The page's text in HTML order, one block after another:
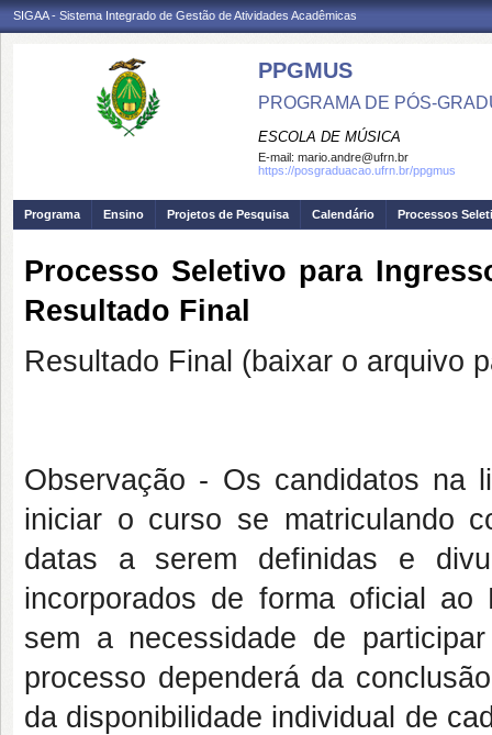
SIGAA - Sistema Integrado de Gestão de Atividades Acadêmicas
PPGMUS
PROGRAMA DE PÓS-
ESCOLA DE MÚSICA
E-mail: mario.andre@ufrn.br
https://posgraduacao.ufrn.br/ppgmus
Programa Ensino Projetos de Pesquisa Calendário Processos
Processo Seletivo para
Resultado Final
Resultado Final (baixar o arquivo
Observação - Os candidatos na
iniciar o curso se matriculando
datas a serem definidas e
incorporados de forma oficial
sem a necessidade de
processo dependerá da
da disponibilidade individual de